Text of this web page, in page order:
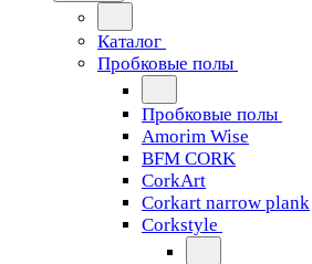
Каталог
Пробковые полы
Пробковые полы
Amorim Wise
BFM CORK
CorkArt
Corkart narrow plank
Corkstyle